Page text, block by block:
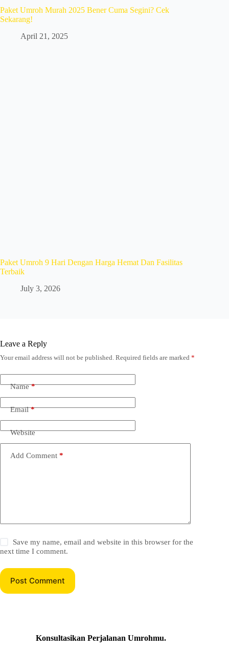
Paket Umroh Murah 2025 Bener Cuma Segini? Cek
Sekarang!
April 21, 2025
Paket Umroh 9 Hari Dengan Harga Hemat Dan Fasilitas
Terbaik
July 3, 2026
Leave a Reply
Your email address will not be published. Required fields are marked *
Name*
Email*
Website
Add Comment *
Save my name, email and website in this browser for the
next time I comment.
Post Comment
Konsultasikan Perjalanan Umrohmu.